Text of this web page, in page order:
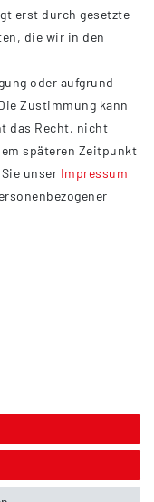
Altöl
erst durch gesetzte
die wir in den
oder aufgrund
Zustimmung kann
das Recht, nicht
späteren Zeitpunkt
unser Impressum